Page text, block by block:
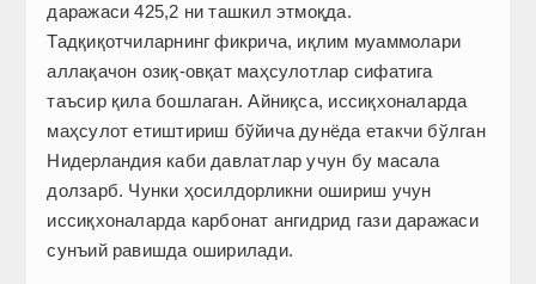
даражаси 425,2 ни ташкил этмоқда.
Тадқиқотчиларнинг фикрича, иқлим муаммолари
аллақачон озиқ-овқат маҳсулотлар сифатига
таъсир қила бошлаган. Айниқса, иссиқхоналарда
маҳсулот етиштириш бўйича дунёда етакчи бўлган
Нидерландия каби давлатлар учун бу масала
долзарб. Чунки ҳосилдорликни ошириш учун
иссиқхоналарда карбонат ангидрид гази даражаси
сунъий равишда оширилади.